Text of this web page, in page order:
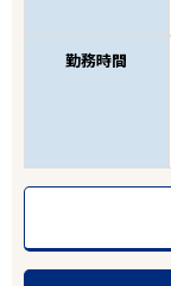
フリーワード
勤務時間